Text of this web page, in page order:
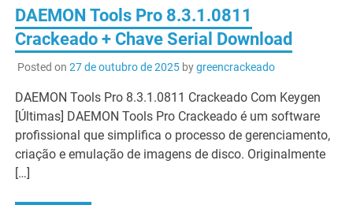
DAEMON Tools Pro 8.3.1.0811
Crackeado + Chave Serial Download
Posted on 27 de outubro de 2025bygreencrackeado
DAEMON Tools Pro 8.3.1.0811 Crackeado Com Keygen
[Últimas] DAEMON Tools Pro Crackeado é um software
profissional que simplifica o processo de gerenciamento,
criação e emulação de imagens de disco. Originalmente
[…]